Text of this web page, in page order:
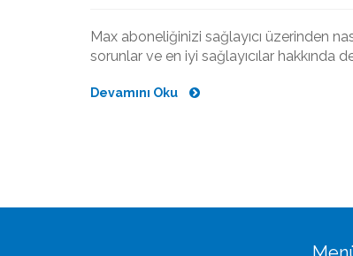
Max aboneliğinizi sağlayıcı üzerinden
sorunlar ve en iyi sağlayıcılar hakkında
Devamını Oku